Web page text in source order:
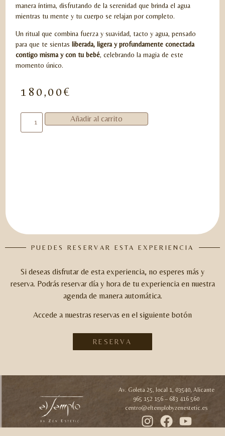
manera íntima, disfrutando de la serenidad que brinda el agua
mientras tu mente y tu cuerpo se relajan por completo.
Un ritual que combina fuerza y suavidad, tacto y agua, pensado
para que te sientasliberada, ligera y profundamente conectada
contigo misma y con tu bebé, celebrando la magia de este
momento único.
180,00€
Añadir al carrito
PUEDES RESERVAR ESTA EXPERIENCIA
Si deseas disfrutar de esta experiencia, no esperes más y
reserva. Podrás reservar día y hora de tu experiencia en nuestra
agenda de manera automática.
Accede a nuestras reservas en el siguiente botón
RESERVA
Av. Goleta 25, local 1, 03540, Alicante
965 152 156 – 683 416 560
centro@eltemplobyzenestetic.es